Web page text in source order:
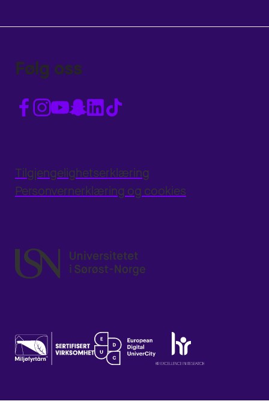
Følg oss
Tilgjengelighetserklæring
Personvernerklæring og cookies